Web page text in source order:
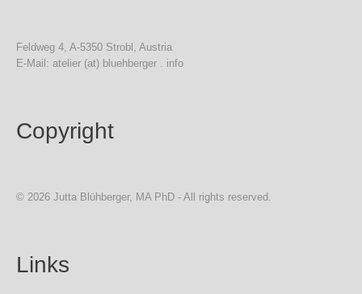
Feldweg 4, A-5350 Strobl, Austria
E-Mail: atelier (at) bluehberger . info
Copyright
© 2026 Jutta Blühberger, MA PhD - All rights reserved.
Links